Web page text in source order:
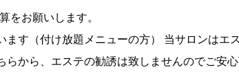
をお願いします。
ます（付け放題メニューの方） 当サロンはエ
らから、エステの勧誘は致しませんのでご安